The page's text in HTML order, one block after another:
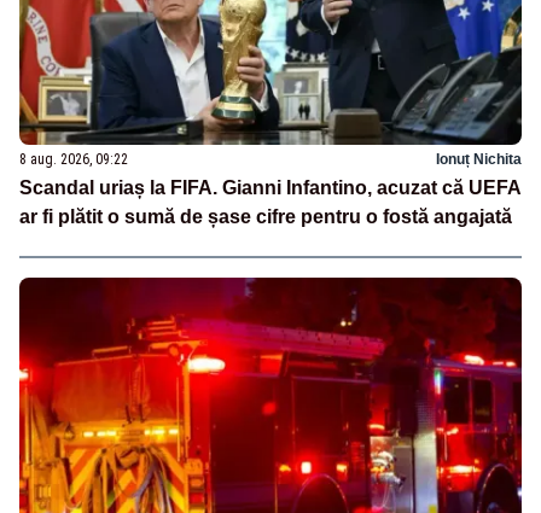
8 aug. 2026, 09:22 Ionuț Nichita
Scandal uriaș la FIFA. Gianni Infantino, acuzat că UEFA
ar fi plătit o sumă de șase cifre pentru o fostă angajată